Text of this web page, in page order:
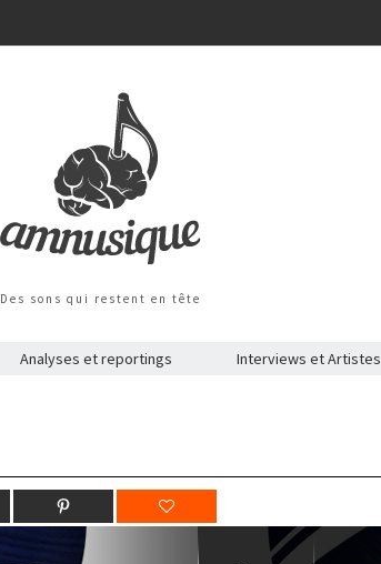
Des sons qui restent en tête
Analyses et reportings Interviews et Artistes